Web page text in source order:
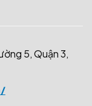
5, Quận 3,